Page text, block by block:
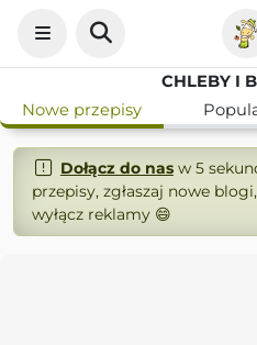
CHLEBY I
Nowe przepisy
Dołącz do nasw 5
przepisy, zgłaszaj nowe
wyłącz reklamy 😄